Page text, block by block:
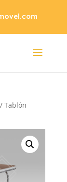
/ Tablón